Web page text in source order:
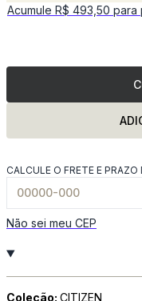
Acumule R$ 493,50 para
CALCULE O FRETE E PRAZO
Não sei meu CEP
Coleção: CITIZEN